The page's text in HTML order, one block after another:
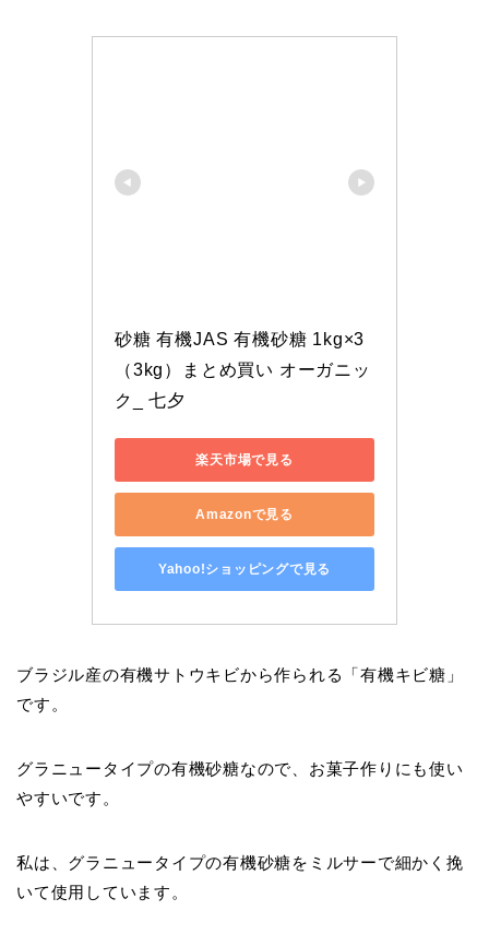
砂糖 有機JAS 有機砂糖 1kg×3
（3kg）まとめ買い オーガニッ
ク_ 七夕
楽天市場で見る
Amazonで見る
Yahoo!ショッピングで見る
ブラジル産の有機サトウキビから作られる「有機キビ糖」
です。
グラニュータイプの有機砂糖なので、お菓子作りにも使い
やすいです。
私は、グラニュータイプの有機砂糖をミルサーで細かく挽
いて使用しています。